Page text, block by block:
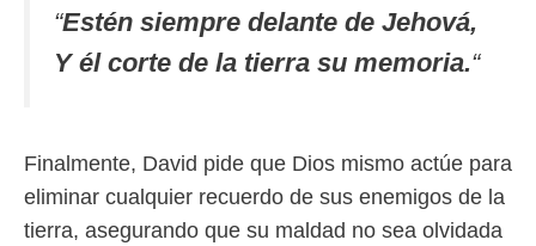
“Estén siempre delante de Jehová,
Y él corte de la tierra su memoria.“
Finalmente, David pide que Dios mismo actúe para
eliminar cualquier recuerdo de sus enemigos de la
tierra, asegurando que su maldad no sea olvidada